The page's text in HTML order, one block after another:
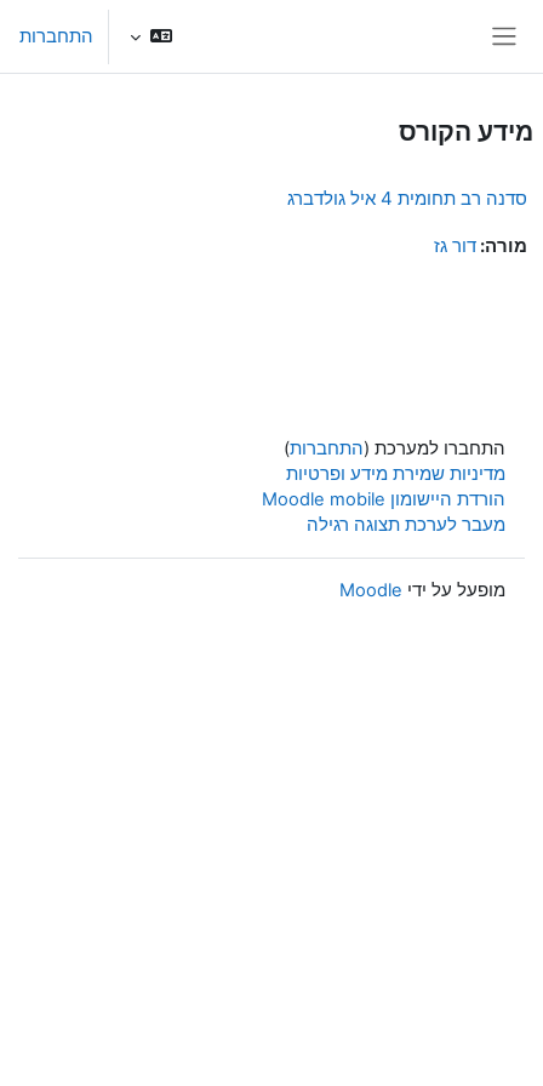
התחברות
מידע הקורס
סדנה רב תחומית 4 איל גולדברג
מורה: דור גז
התחברו למערכת (התחברות)
מדיניות שמירת מידע ופרטיות
הורדת היישומון Moodle mobile
מעבר לערכת תצוגה רגילה
מופעל על ידי Moodle